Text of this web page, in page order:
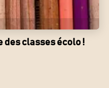
des classes écolo !